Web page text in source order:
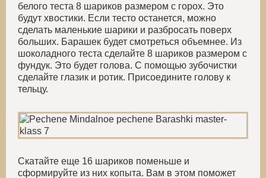
белого теста 8 шариков размером с горох. Это
будут хвостики. Если тесто останется, можно
сделать маленькие шарики и разбросать поверх
больших. Барашек будет смотреться объемнее. Из
шоколадного теста сделайте 8 шариков размером с
фундук. Это будет голова. С помощью зубочистки
сделайте глазик и ротик. Присоедините голову к
тельцу.
Скатайте еще 16 шариков поменьше и
сформируйте из них копыта. Вам в этом поможет